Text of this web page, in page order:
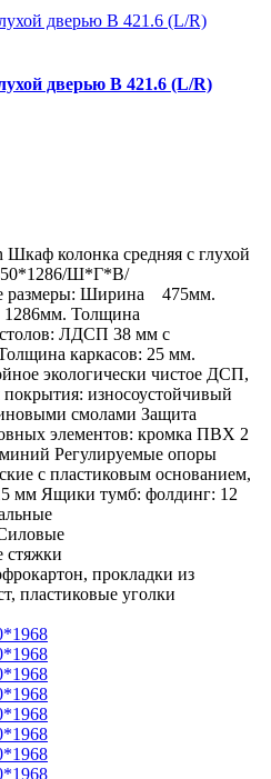
дверью В 421.6 (L/R)
колонка средняя с глухой
Ш*Г*В/
размеры: Ширина 475мм.
Толщина
ЛДСП 38 мм с
каркасов: 25 мм.
экологически чистое ДСП,
износоустойчивый
смолами Защита
элементов: кромка ПВХ 2
Регулируемые опоры
с пластиковым основанием,
мм Ящики тумб: фолдинг: 12
стяжки
прокладки из
пластиковые уголки